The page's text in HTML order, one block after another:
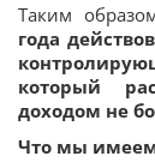
Таким
года
который
доходом не
Что мы